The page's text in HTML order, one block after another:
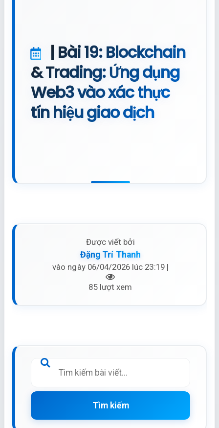
| Bài 19: Blockchain
& Trading: Ứng dụng
Web3 vào xác thực
tín hiệu giao dịch
Được viết bởi
Đặng Trí Thanh
vào ngày 06/04/2026 lúc 23:19 |
85 lượt xem
Tìm kiếm